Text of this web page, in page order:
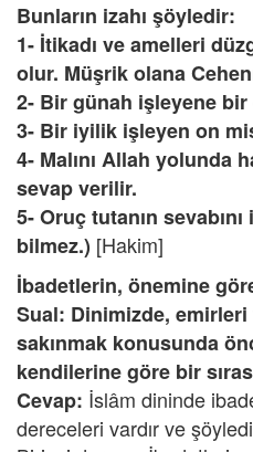
Bunların izahı şöyledir:
1- İtikadı ve amelleri
olur. Müşrik olana
2- Bir günah işleyene bir
3- Bir iyilik işleyen on
4- Malını Allah yolunda
sevap verilir.
5- Oruç tutanın
bilmez.) [Hakim]
İbadetlerin, önemine
Sual: Dinimizde,
sakınmak konusunda
kendilerine göre bir
Cevap: İslâm dininde
dereceleri vardır ve